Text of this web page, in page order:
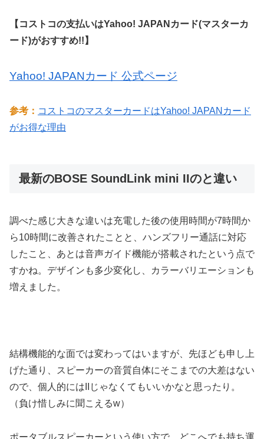
【コストコの支払いはYahoo! JAPANカード(マスターカ
ード)がおすすめ!!】
Yahoo! JAPANカード 公式ページ
参考： コストコのマスターカードはYahoo! JAPANカード
がお得な理由
最新のBOSE SoundLink mini IIのと違い
調べた感じ大きな違いは充電した後の使用時間が7時間か
ら10時間に改善されたことと、ハンズフリー通話に対応
したこと、あとは音声ガイド機能が搭載されたという点で
すかね。デザインも多少変化し、カラーバリエーションも
増えました。
結構機能的な面では変わってはいますが、先ほども申し上
げた通り、スピーカーの音質自体にそこまでの大差はない
ので、個人的にはIIじゃなくてもいいかなと思ったり。
（負け惜しみに聞こえるw）